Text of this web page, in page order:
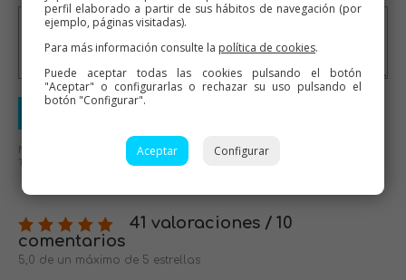
No se aceptarán mensajes ofensivos o de mal gusto.
Todos los mensajes serán revisados antes de su publicación.
41 valoraciones / 10
comentarios
5,0 de un máximo de 5 estrellas
perfil elaborado a partir de sus hábitos de navegación (por
ejemplo, páginas visitadas).
Para más información consulte la política de cookies.
Puede aceptar todas las cookies pulsando el botón
"Aceptar" o configurarlas o rechazar su uso pulsando el
botón "Configurar".
Aceptar Configurar